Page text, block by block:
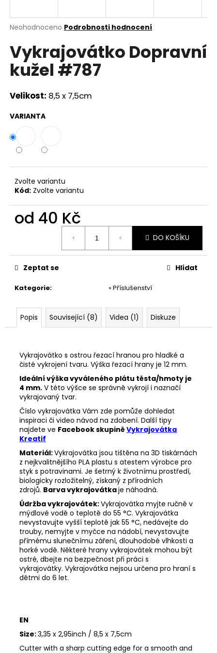
Průměrné
produktu
je
0,0
hvězdiček.
Neohodnoceno Podrobnosti hodnocení
Vykrajovátko Dopravní
kužel #787
Velikost: 8,5 x 7,5cm
VARIANTA
Zvolte variantu
Kód: Zvolte variantu
od 40 Kč
DO KOŠÍKU
Kategorie: » Příslušenství
Zeptat se Hlídat
Popis Související (8) Videa (1) Diskuze
Vykrajovátko s ostrou řezací hranou pro hladké a
čisté vykrojení tvaru. Výška řezací hrany je 12 mm.
Ideální výška vyváleného plátu těsta/hmoty je
4 mm. V této výšce se správně vykrojí i naznačí
vykrajovaný tvar.
Číslo vykrajovátka Vám zde pomůže dohledat
inspiraci či video návod na zdobení. Další tipy
najdete ve Facebook skupině Vykrajovátka
Kreatif
Materiál:Vykrajovátka jsou tištěna na 3D tiskárnách
z nejkvalitnějšího PLA plastu s atestem výrobce pro
styk s potravinami. Je šetrný k životnímu prostředí,
biologicky rozložitelný, získaný z přírodních
zdrojů. Barva vykrajovátkaje náhodná.
Údržba vykrajovátek:Vykrajovátka myjte ručně v
mýdlové vodě o teplotě do 55 °C. Vykrajovátka
nevystavujte vyšší teplotě jak 55 °C, nedávejte do
trouby, nemyjte v myčce na nádobí, nevystavujte
přímému slunečnímu záření, dlouhodobé vlhkosti a
horké vodě. Některé hrany vykrajovátek mohou být
ostré, dbejte na bezpečnost při práci s
vykrajovátky. Vykrajovátka nejsou určena pro hraní s
dětmi do 6 let.
EN
Size:3,35 x 2,95inch / 8,5 x 7,5cm
Cutter with a sharp cutting edge for a smooth and
j
t
?
D
o
p
o
u
č
m
e
ŠKOLA
#860
37